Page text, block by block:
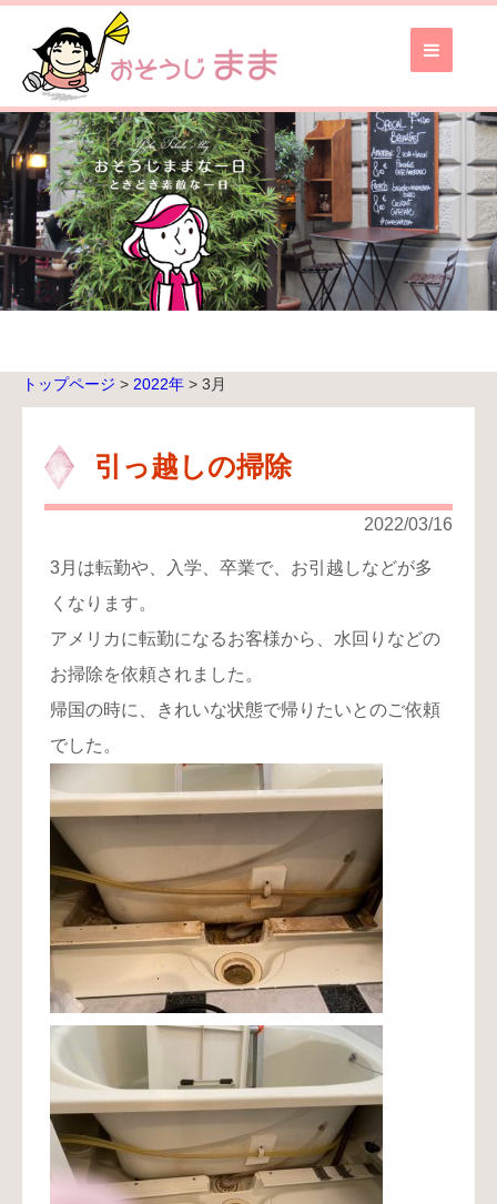
お
そ
う
じ
ま
ま
TOP
ブ
ロ
り
お
合
トップページ > 2022年 > 3月
引っ越しの掃除
2022/03/16
3月は転勤や、入学、卒業で、お引越しなどが多
くなります。
アメリカに転勤になるお客様から、水回りなどの
お掃除を依頼されました。
帰国の時に、きれいな状態で帰りたいとのご依頼
でした。